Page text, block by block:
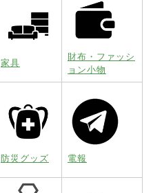
家具
財布・ファッシ
ョン小物
防災グッズ 電報